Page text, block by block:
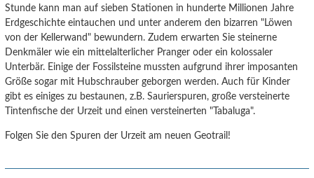
Stunde kann man auf sieben Stationen in hunderte Millionen Jahre
Erdgeschichte eintauchen und unter anderem den bizarren "Löwen
von der Kellerwand" bewundern. Zudem erwarten Sie steinerne
Denkmäler wie ein mittelalterlicher Pranger oder ein kolossaler
Unterbär. Einige der Fossilsteine mussten aufgrund ihrer imposanten
Größe sogar mit Hubschrauber geborgen werden. Auch für Kinder
gibt es einiges zu bestaunen, z.B. Saurierspuren, große versteinerte
Tintenfische der Urzeit und einen versteinerten "Tabaluga".
Folgen Sie den Spuren der Urzeit am neuen Geotrail!